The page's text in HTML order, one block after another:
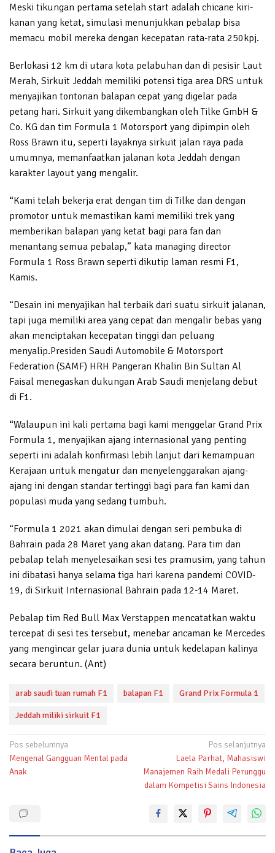
Meski tikungan pertama setelah start adalah chicane kiri-
kanan yang ketat, simulasi menunjukkan pebalap bisa
memacu mobil mereka dengan kecepatan rata-rata 250kpj.
Berlokasi 12 km di utara kota pelabuhan dan di pesisir Laut
Merah, Sirkuit Jeddah memiliki potensi tiga area DRS untuk
menyajikan tontonan balapan cepat yang digelar pada
petang hari. Sirkuit yang dikembangkan oleh Tilke GmbH &
Co. KG dan tim Formula 1 Motorsport yang dipimpin oleh
Ross Brawn itu, seperti layaknya sirkuit jalan raya pada
umumnya, memanfaatkan jalanan kota Jeddah dengan
karakter layout yang mengalir.
“Kami telah bekerja erat dengan tim di Tilke dan dengan
promotor untuk memastikan kami memiliki trek yang
memberikan balapan yang ketat bagi para fan dan
menantang semua pebalap,” kata managing director
Formula 1 Ross Brawn seperti dikutip laman resmi F1,
Kamis.
“Desain ini menyajikan hal terbaik dari suatu sirkuit jalanan,
tapi juga memiliki area yang cepat dan mengalir bebas yang
akan menciptakan kecepatan tinggi dan peluang
menyalip.Presiden Saudi Automobile & Motorsport
Federation (SAMF) HRH Pangeran Khalin Bin Sultan Al
Faisal menegaskan dukungan Arab Saudi menjelang debut
di F1.
“Walaupun ini kali pertama bagi kami menggelar Grand Prix
Formula 1, menyajikan ajang internasional yang penting
seperti ini adalah konfirmasi lebih lanjut dari kemampuan
Kerajaan untuk mengatur dan menyelenggarakan ajang-
ajang ini dengan standar tertinggi bagi para fan kami dan
populasi muda yang sedang tumbuh.
“Formula 1 2021 akan dimulai dengan seri pembuka di
Bahrain pada 28 Maret yang akan datang. Para tim dan
pebalap telah menyelesaikan sesi tes pramusim, yang tahun
ini dibatasi hanya selama tiga hari karena pandemi COVID-
19, di Sirkuit Internasional Bahrain pada 12-14 Maret.
Pebalap tim Red Bull Max Verstappen mencatatkan waktu
tercepat di sesi tes tersebut, menebar ancaman ke Mercedes
yang mengincar gelar juara dunia untuk kedelapan kalinya
secara beruntun. (Ant)
arab saudi tuan rumah F1 balapan F1 Grand Prix Formula 1
Jeddah miliki sirkuit F1
Navigasi
pos
Pos sebelumnya
Mengenal Gangguan Mental pada
Anak
Pos selanjutnya
Laela Parhat, Mahasiswi
Manajemen Raih Medali Perunggu
dalam Kompetisi Sains Indonesia